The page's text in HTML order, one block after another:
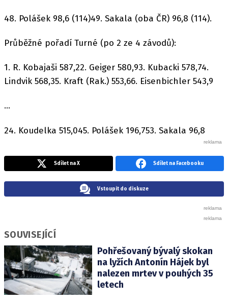
48. Polášek 98,6 (114)49. Sakala (oba ČR) 96,8 (114).
Průběžné pořadí Turné (po 2 ze 4 závodů):
1. R. Kobajaši 587,22. Geiger 580,93. Kubacki 578,74.
Lindvik 568,35. Kraft (Rak.) 553,66. Eisenbichler 543,9
...
24. Koudelka 515,045. Polášek 196,753. Sakala 96,8
Sdílet na X Sdílet na Facebooku
Vstoupit do diskuze
SOUVISEJÍCÍ
Pohřešovaný bývalý skokan
na lyžích Antonín Hájek byl
nalezen mrtev v pouhých 35
letech